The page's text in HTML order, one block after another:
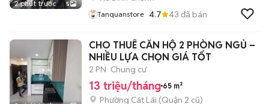
2 phút trước 5
Tanquanstore 4.7 43 đã bán
CHO THUÊ CĂN HỘ 2 PHÒNG NGỦ –
NHIỀU LỰA CHỌN GIÁ TỐT
2 PN Chung cư
13 triệu/tháng 65 m²
Phường Cát Lái (Quận 2 cũ)